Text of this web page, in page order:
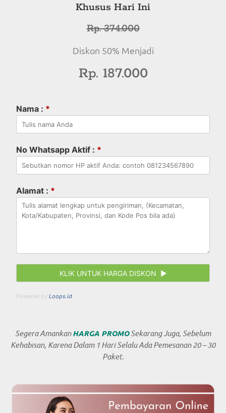
Khusus Hari Ini
Rp. 374.000
Diskon 50% Menjadi
Rp. 187.000
Nama : *
No Whatsapp Aktif : *
Alamat : *
Powered by Loops.id
Segera AmankanHARGA PROMOSekarang Juga, Sebelum
Kehabisan, Karena Dalam 1 Hari Selalu Ada Pemesanan 20 – 30
Paket.